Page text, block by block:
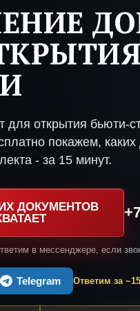
для открытия бьюти-
покажем,
- за 15 минут.
ДОКУМЕНТОВ
в мессенджере, если
Telegram Ответим за